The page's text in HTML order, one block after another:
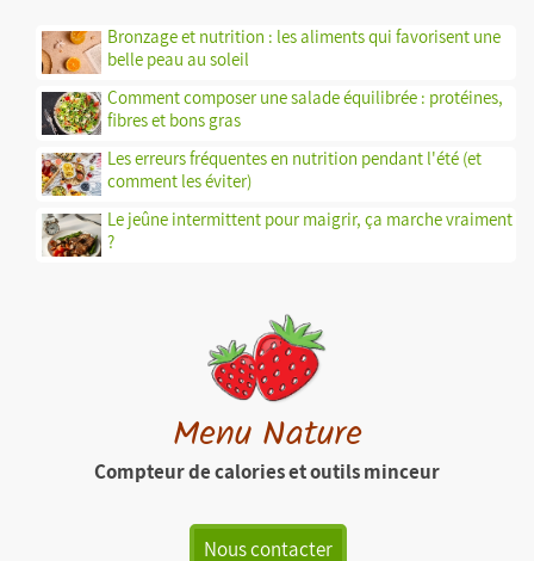
Bronzage et nutrition : les aliments qui favorisent une
belle peau au soleil
Comment composer une salade équilibrée : protéines,
fibres et bons gras
Les erreurs fréquentes en nutrition pendant l'été (et
comment les éviter)
Le jeûne intermittent pour maigrir, ça marche vraiment
?
Menu Nature
Compteur de calories et outils minceur
Nous contacter